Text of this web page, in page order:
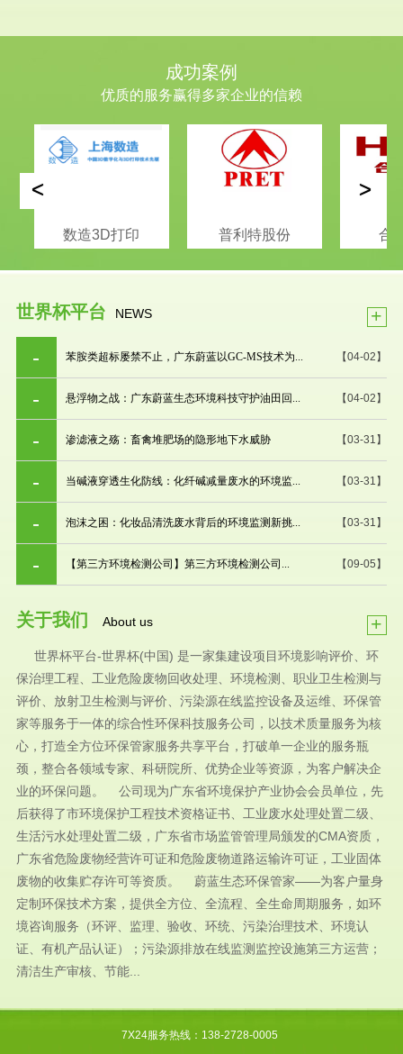
成功案例
优质的服务赢得多家企业的信赖
数造3D打印 普利特股份 合
< >
世界杯平台 NEWS +
【04-02】
苯胺类超标屡禁不止，广东蔚蓝以GC-MS技术为...
【04-02】
悬浮物之战：广东蔚蓝生态环境科技守护油田回...
【03-31】
渗滤液之殇：畜禽堆肥场的隐形地下水威胁
【03-31】
当碱液穿透生化防线：化纤碱减量废水的环境监...
【03-31】
泡沫之困：化妆品清洗废水背后的环境监测新挑...
【09-05】
【第三方环境检测公司】第三方环境检测公司...
关于我们 About us +
世界杯平台-世界杯(中国) 是一家集建设项目环境影响评价、环
保治理工程、工业危险废物回收处理、环境检测、职业卫生检测与
评价、放射卫生检测与评价、污染源在线监控设备及运维、环保管
家等服务于一体的综合性环保科技服务公司，以技术质量服务为核
心，打造全方位环保管家服务共享平台，打破单一企业的服务瓶
颈，整合各领域专家、科研院所、优势企业等资源，为客户解决企
业的环保问题。 公司现为广东省环境保护产业协会会员单位，先
后获得了市环境保护工程技术资格证书、工业废水处理处置二级、
生活污水处理处置二级，广东省市场监管管理局颁发的CMA资质，
广东省危险废物经营许可证和危险废物道路运输许可证，工业固体
废物的收集贮存许可等资质。 蔚蓝生态环保管家——为客户量身
定制环保技术方案，提供全方位、全流程、全生命周期服务，如环
境咨询服务（环评、监理、验收、环统、污染治理技术、环境认
证、有机产品认证）；污染源排放在线监测监控设施第三方运营；
清洁生产审核、节能...
7X24服务热线：138-2728-0005